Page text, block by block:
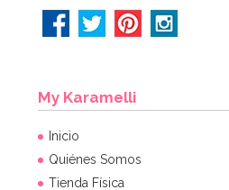
My Karamelli
Inicio
Quiénes Somos
Tienda Física